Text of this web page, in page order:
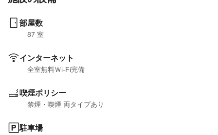
部屋数
87 室
インターネット
全室無料Ｗi-Fi完備
喫煙ポリシー
禁煙・喫煙 両タイプあり
駐車場